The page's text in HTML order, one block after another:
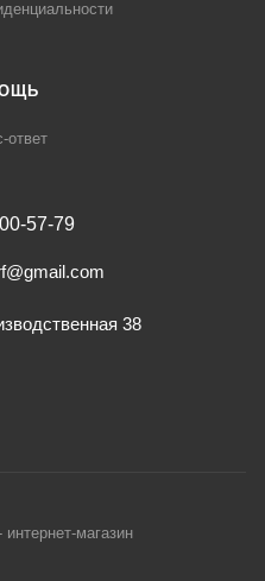
ответ
57-79
38
магазин